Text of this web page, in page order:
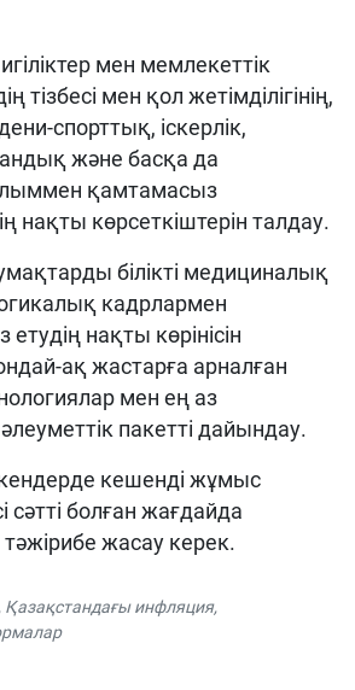
мен мемлекеттік
тізбесі мен қол жетімділігінің,
спорттық, іскерлік,
және басқа да
қамтамасыз
нақты көрсеткіштерін талдау.
білікті медициналық
кадрлармен
нақты көрінісін
ақ жастарға арналған
мен ең аз
пакетті дайындау.
кешенді жұмыс
сәтті болған жағдайда
жасау керек.
Қазақстандағы инфляция,